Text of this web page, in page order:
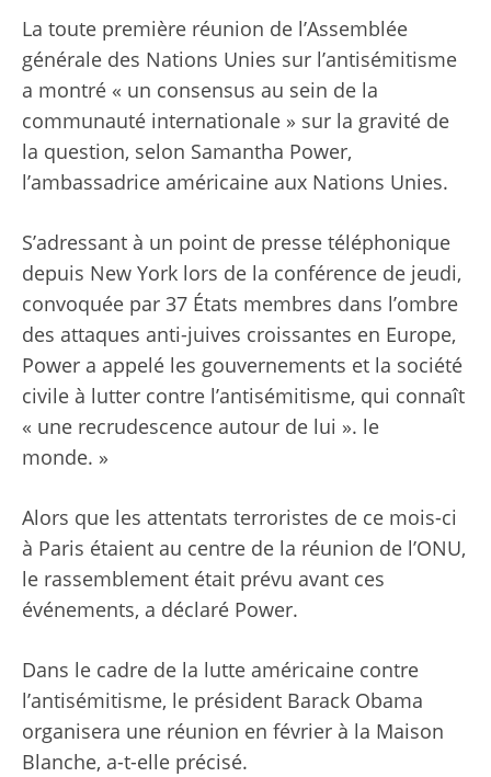
La toute première réunion de l’Assemblée
générale des Nations Unies sur l’antisémitisme
a montré « un consensus au sein de la
communauté internationale » sur la gravité de
la question, selon Samantha Power,
l’ambassadrice américaine aux Nations Unies.
S’adressant à un point de presse téléphonique
depuis New York lors de la conférence de jeudi,
convoquée par 37 États membres dans l’ombre
des attaques anti-juives croissantes en Europe,
Power a appelé les gouvernements et la société
civile à lutter contre l’antisémitisme, qui connaît
« une recrudescence autour de lui ». le
monde. »
Alors que les attentats terroristes de ce mois-ci
à Paris étaient au centre de la réunion de l’ONU,
le rassemblement était prévu avant ces
événements, a déclaré Power.
Dans le cadre de la lutte américaine contre
l’antisémitisme, le président Barack Obama
organisera une réunion en février à la Maison
Blanche, a-t-elle précisé.